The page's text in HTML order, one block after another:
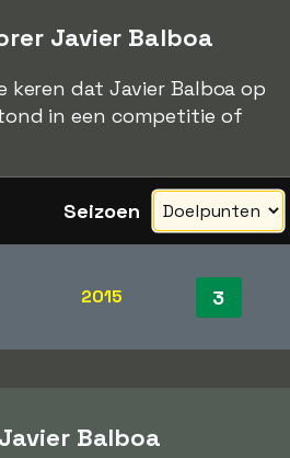
Javier Balboa
keren dat Javier Balboa op
in een competitie of
Seizoen
2015 3
Balboa